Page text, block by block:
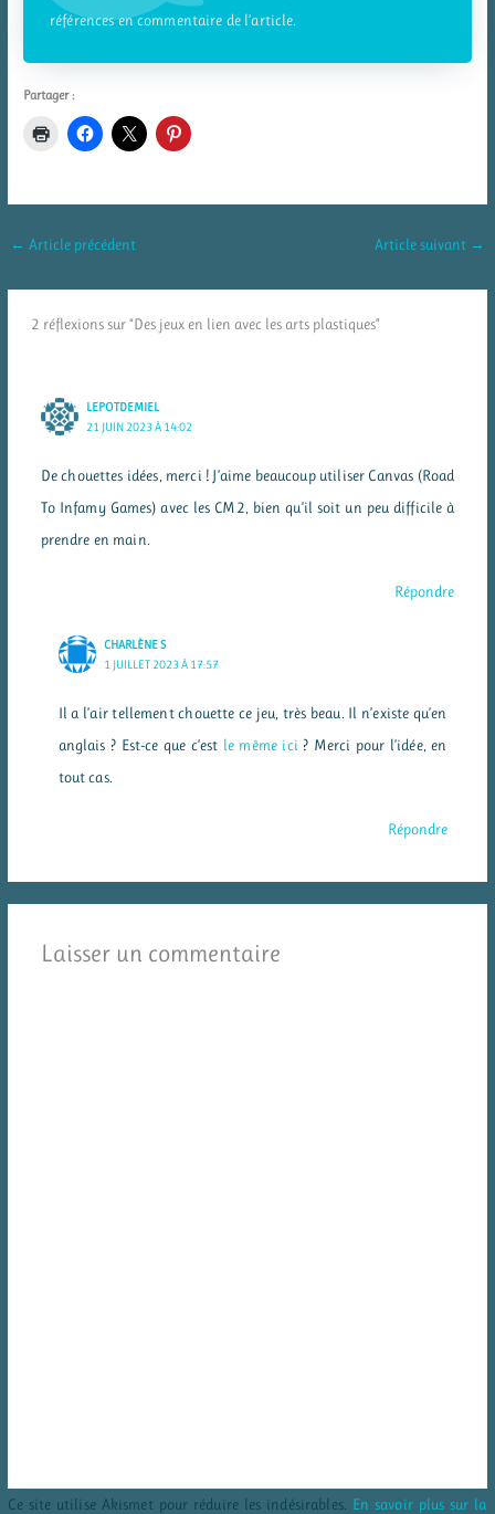
références en commentaire de l’article.
Partager :
← Article précédent Article suivant →
2 réflexions sur “Des jeux en lien avec les arts plastiques”
LEPOTDEMIEL
21 JUIN 2023 À 14:02
De chouettes idées, merci ! J’aime beaucoup utiliser Canvas (Road
To Infamy Games) avec les CM2, bien qu’il soit un peu difficile à
prendre en main.
Répondre
CHARLÈNE S
1 JUILLET 2023 À 17:57
Il a l’air tellement chouette ce jeu, très beau. Il n’existe qu’en
anglais ? Est-ce que c’est le même ici ? Merci pour l’idée, en
tout cas.
Répondre
Laisser un commentaire
Ce site utilise Akismet pour réduire les indésirables. En savoir plus sur la